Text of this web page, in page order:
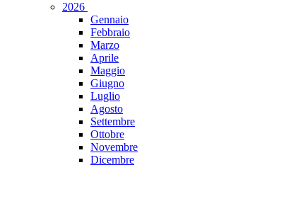
2026
Gennaio
Febbraio
Marzo
Aprile
Maggio
Giugno
Luglio
Agosto
Settembre
Ottobre
Novembre
Dicembre